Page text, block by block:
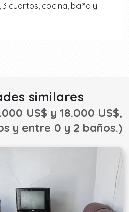
cuartos, cocina, baño y
similares
US$ y 18.000 US$,
y entre 0 y 2 baños.)